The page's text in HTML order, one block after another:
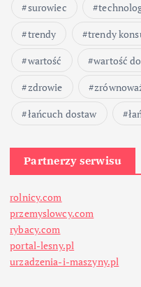
surowiec
trendy
trendy
wartość
wartość
zdrowie
łańcuch dostaw
Partnerzy serwisu
rolnicy.com
przemyslowcy.com
rybacy.com
portal-lesny.pl
urzadzenia-i-maszyny.pl